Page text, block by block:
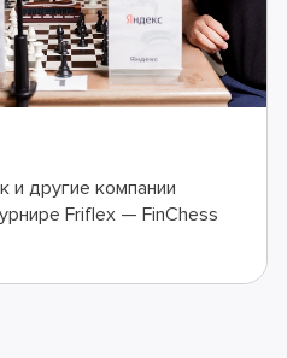
и другие компании
Friflex — FinChess